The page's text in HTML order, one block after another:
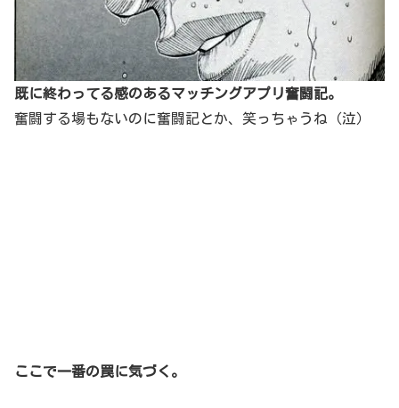
既に終わってる感のあるマッチングアプリ奮闘記。
奮闘する場もないのに奮闘記とか、笑っちゃうね（泣）
ここで一番の罠に気づく。